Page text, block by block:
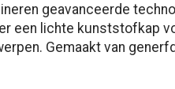
geavanceerde
een lichte kunststofkap
Gemaakt van